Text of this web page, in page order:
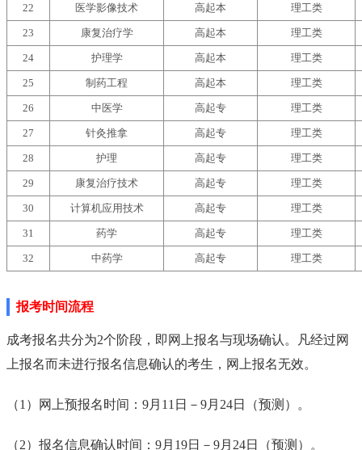
22 医学影像技术 高起本 理工类
23 康复治疗学 高起本 理工类
24 护理学 高起本 理工类
25 制药工程 高起本 理工类
26 中医学 高起专 理工类
27 针灸推拿 高起专 理工类
28 护理 高起专 理工类
29 康复治疗技术 高起专 理工类
30 计算机应用技术 高起专 理工类
31 药学 高起专 理工类
32 中药学 高起专 理工类
报考时间流程
成考报名共分为2个阶段，即网上报名与现场确认。凡经过网
上报名而未进行报名信息确认的考生，网上报名无效。
（1）网上预报名时间：9月11日－9月24日（预测）。
（2）报名信息确认时间：9月19日－9月24日（预测）。